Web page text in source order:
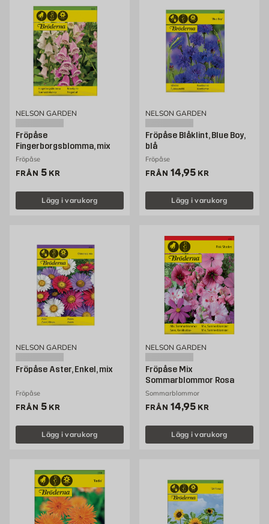
NELSON GARDEN
Fröpåse
Fingerborgsblomma, mix
Fröpåse
FRÅN Pris 5 kr
5 KR
Lägg i varukorg
NELSON GARDEN
Fröpåse Blåklint, Blue Boy,
blå
Fröpåse
FRÅN Pris 14.95 kr
14,95 KR
Lägg i varukorg
NELSON GARDEN
Fröpåse Aster, Enkel, mix
Fröpåse
FRÅN Pris 5 kr
5 KR
Lägg i varukorg
NELSON GARDEN
Fröpåse Mix
Sommarblommor Rosa
Sommarblommor
FRÅN Pris 14.95 kr
14,95 KR
Lägg i varukorg